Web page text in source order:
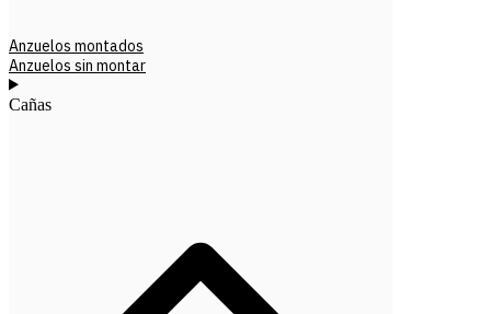
Anzuelos montados
Anzuelos sin montar
Cañas